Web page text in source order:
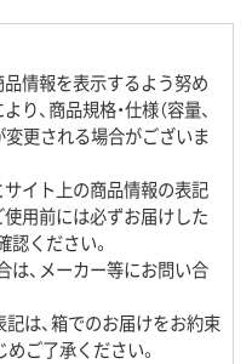
情報を表示するよう努め
、商品規格・仕様（容量、
変更される場合がございま
サイト上の商品情報の表記
用前には必ずお届けした
ください。
は、メーカー等にお問い合
記は、箱でのお届けをお約束
ご了承ください。